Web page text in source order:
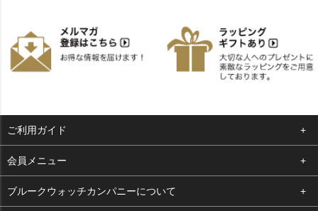
ご利用ガイド
よくある質問
支払い・送料
会員メニュー
ログイン
ブルークウォッチカンパニーについて